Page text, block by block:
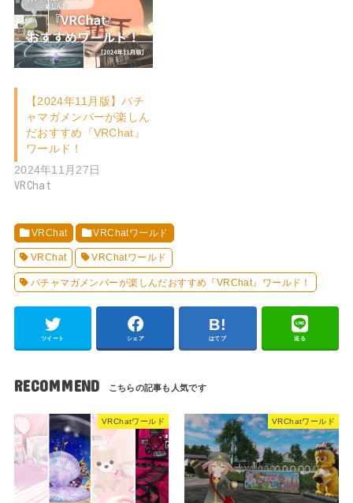
【2024年11月版】バチ
ャマガメンバーが楽しん
だおすすめ『VRChat』
ワールド！
2024年11月27日
VRChat
VRChat VRChatワールド
VRChat VRChatワールド
バチャマガメンバーが楽しんだおすすめ『VRChat』ワールド！
ツイート シェア はてブ 送る
RECOMMEND
VRChatワールド VRChatワールド